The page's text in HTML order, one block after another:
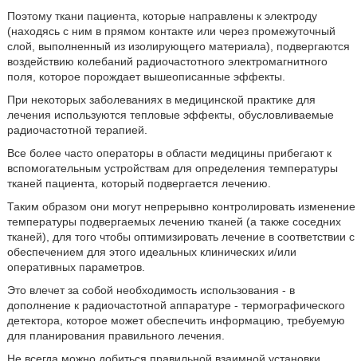
Поэтому ткани пациента, которые направлены к электроду
(находясь с ним в прямом контакте или через промежуточный
слой, выполненный из изолирующего материала), подвергаются
воздействию колебаний радиочастотного электромагнитного
поля, которое порождает вышеописанные эффекты.
При некоторых заболеваниях в медицинской практике для
лечения используются тепловые эффекты, обусловливаемые
радиочастотной терапией.
Все более часто операторы в области медицины прибегают к
вспомогательным устройствам для определения температуры
тканей пациента, который подвергается лечению.
Таким образом они могут непрерывно контролировать изменение
температуры подвергаемых лечению тканей (а также соседних
тканей), для того чтобы оптимизировать лечение в соответствии с
обеспечением для этого идеальных клинических и/или
оперативных параметров.
Это влечет за собой необходимость использования - в
дополнение к радиочастотной аппаратуре - термографического
детектора, которое может обеспечить информацию, требуемую
для планирования правильного лечения.